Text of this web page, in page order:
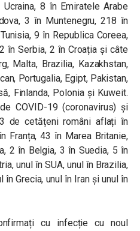
8 în Emiratele Arabe
3 în Muntenegru, 218 în
9 în Republica Coreea,
în Serbia, 2 în Croația și câte
Malta, Brazilia, Kazakhstan,
Portugalia, Egipt, Pakistan,
Finlanda, Polonia și Kuweit.
COVID-19 (coronavirus) și
de cetățeni români aflați în
Franța, 43 în Marea Britanie,
2 în Belgia, 3 în Suedia, 5 în
unul în SUA, unul în Brazilia,
în Grecia, unul în Iran și unul în
cu infecție cu noul